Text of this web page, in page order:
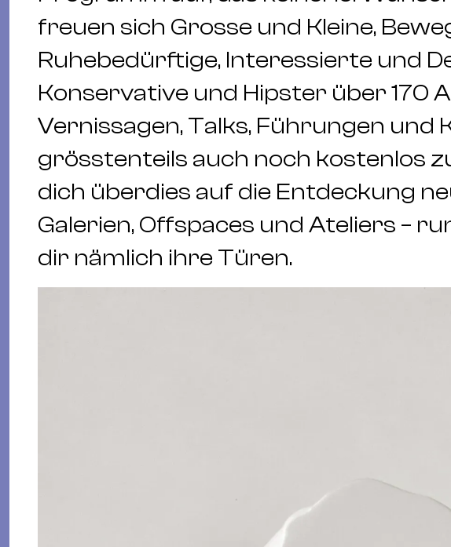
freuen sich Grosse und Kleine,
Ruhebedürftige, Interessierte und
Konservative und Hipster über 170
Vernissagen, Talks, Führungen und
grösstenteils auch noch kostenlos
dich überdies auf die Entdeckung
Galerien, Offspaces und Ateliers –
dir nämlich ihre Türen.